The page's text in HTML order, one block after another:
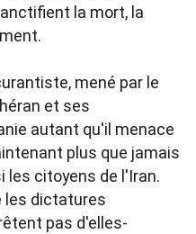
la mort, la
mené par le
et ses
autant qu'il menace
plus que jamais
les citoyens de l'Iran.
les dictatures
pas d'elles-